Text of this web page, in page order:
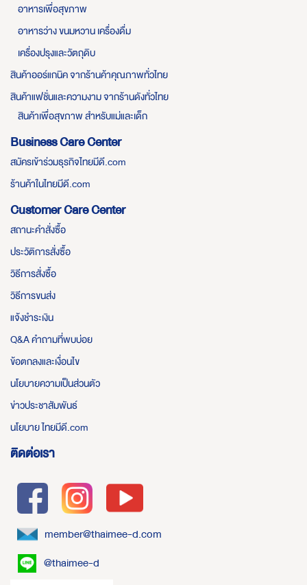
อาหารเพื่อสุขภาพ
อาหารว่าง ขนมหวาน เครื่องดื่ม
เครื่องปรุงและวัตถุดิบ
สินค้าออร์แกนิค จากร้านค้าคุณภาพทั่วไทย
สินค้าแฟชั่นและความงาม จากร้านดังทั่วไทย
สินค้าเพื่อสุขภาพ สำหรับแม่และเด็ก
Business Care Center
สมัครเข้าร่วมธุรกิจไทยมีดี.com
ร้านค้าในไทยมีดี.com
Customer Care Center
สถานะคำสั่งซื้อ
ประวัติการสั่งซื้อ
วิธีการสั่งซื้อ
วิธีการขนส่ง
แจ้งชำระเงิน
Q&A คำถามที่พบบ่อย
ข้อตกลงและเงื่อนไข
นโยบายความเป็นส่วนตัว
ข่าวประชาสัมพันธ์
นโยบาย ไทยมีดี.com
ติดต่อเรา
member@thaimee-d.com
@thaimee-d